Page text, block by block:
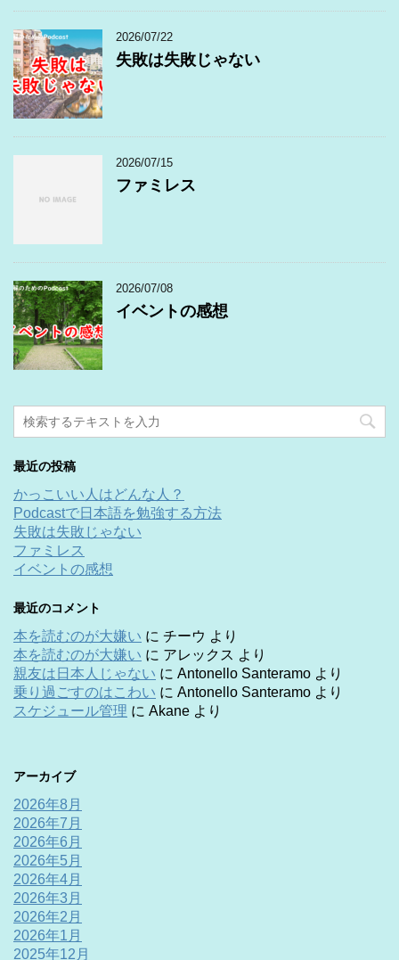
2026/07/22
失敗は失敗じゃない
2026/07/15
ファミレス
2026/07/08
イベントの感想
最近の投稿
かっこいい人はどんな人？
Podcastで日本語を勉強する方法
失敗は失敗じゃない
ファミレス
イベントの感想
最近のコメント
本を読むのが大嫌い に チーウ より
本を読むのが大嫌い に アレックス より
親友は日本人じゃない に Antonello Santeramo より
乗り過ごすのはこわい に Antonello Santeramo より
スケジュール管理 に Akane より
アーカイブ
2026年8月
2026年7月
2026年6月
2026年5月
2026年4月
2026年3月
2026年2月
2026年1月
2025年12月